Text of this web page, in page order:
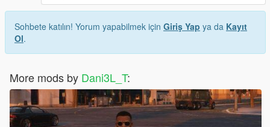
Sohbete katılın! Yorum yapabilmek için Giriş Yap ya da Kayıt
Ol.
More mods by Dani3L_T: